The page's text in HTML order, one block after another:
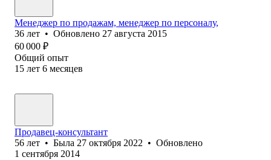
Менеджер по продажам, менеджер по персоналу,
36 лет • Обновлено 27 августа 2015
60 000 ₽
Общий опыт
15 лет 6 месяцев
Продавец-консультант
56 лет • Была 27 октября 2022 • Обновлено
1 сентября 2014